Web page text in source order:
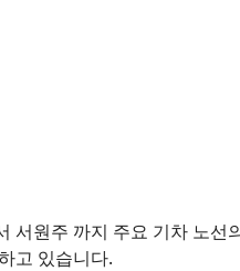
서원주 까지 주요 기차 노선
고 있습니다.